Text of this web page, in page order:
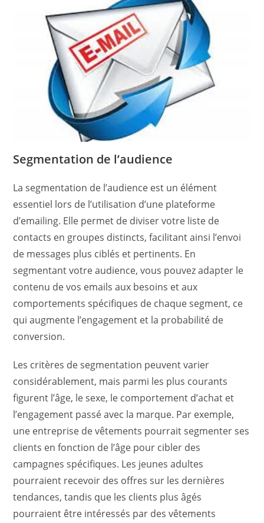
Segmentation de l’audience
La segmentation de l’audience est un élément
essentiel lors de l’utilisation d’une plateforme
d’emailing. Elle permet de diviser votre liste de
contacts en groupes distincts, facilitant ainsi l’envoi
de messages plus ciblés et pertinents. En
segmentant votre audience, vous pouvez adapter le
contenu de vos emails aux besoins et aux
comportements spécifiques de chaque segment, ce
qui augmente l’engagement et la probabilité de
conversion.
Les critères de segmentation peuvent varier
considérablement, mais parmi les plus courants
figurent l’âge, le sexe, le comportement d’achat et
l’engagement passé avec la marque. Par exemple,
une entreprise de vêtements pourrait segmenter ses
clients en fonction de l’âge pour cibler des
campagnes spécifiques. Les jeunes adultes
pourraient recevoir des offres sur les dernières
tendances, tandis que les clients plus âgés
pourraient être intéressés par des vêtements